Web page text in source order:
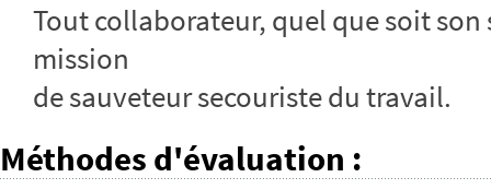
Tout collaborateur, quel que soit
mission
de sauveteur secouriste du travail.
Méthodes d'évaluation :